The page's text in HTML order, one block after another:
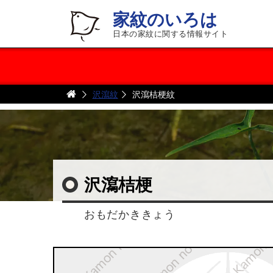
家紋のいろは
日本の家紋に関する情報サイト
沢瀉紋 沢瀉桔梗紋
沢瀉桔梗
おもだかききょう